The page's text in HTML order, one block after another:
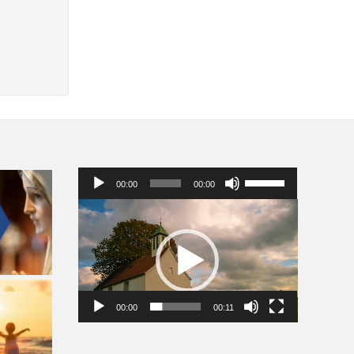
Audio
prehrávač00:00 00:00
šípok
hore/dole
zvýšite
alebo
znížite
hlasitosť.
Video
prehrávač
00:00 00:11